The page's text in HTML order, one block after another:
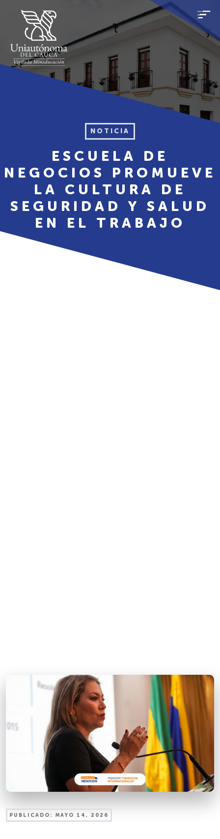
NOTICIA
ESCUELA DE
NEGOCIOS PROMUEVE
LA CULTURA DE
SEGURIDAD Y SALUD
EN EL TRABAJO
PUBLICADO: MAYO 14, 2026